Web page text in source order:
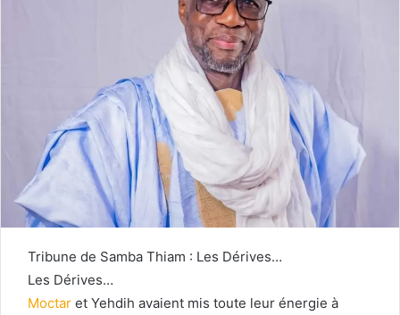
Tribune de Samba Thiam : Les Dérives…
Les Dérives…
Moctar et Yehdih avaient mis toute leur énergie à